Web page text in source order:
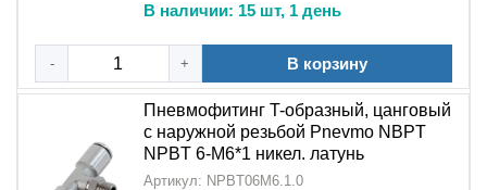
В наличии: 15 шт, 1 день
- + В корзину
Пневмофитинг T-образный, цанговый
с наружной резьбой Pnevmo NBPT
NPBT 6-M6*1 никел. латунь
Артикул: NPBT06M6.1.0